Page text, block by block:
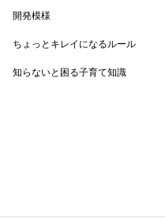
開発模様
ちょっとキレイになるルール
知らないと困る子育て知識